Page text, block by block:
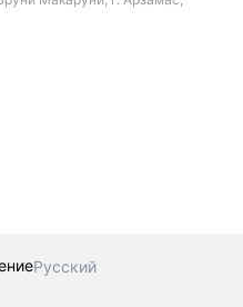
Русский